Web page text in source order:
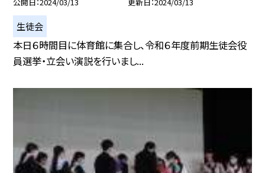
公開日 2024/03/13 更新日 2024/03/13
生徒会
本日６時間目に体育館に集合し、令和６年度前期生徒会役
員選挙・立会い演説を行いまし...